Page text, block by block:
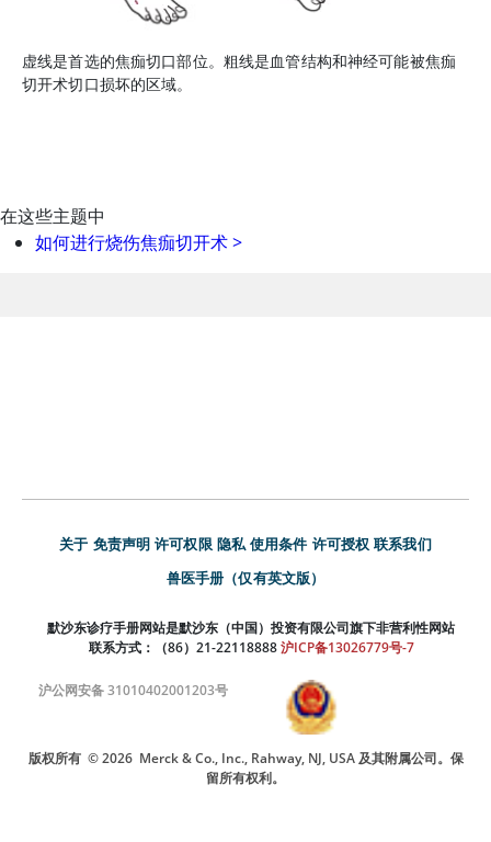
虚线是首选的焦痂切口部位。粗线是血管结构和神经可能被焦痂
切开术切口损坏的区域。
在这些主题中
如何进行烧伤焦痂切开术>
关于 免责声明 许可权限 隐私 使用条件 许可授权 联系我们
兽医手册（仅有英文版）
默沙东诊疗手册网站是默沙东（中国）投资有限公司旗下非营利性网站
联系方式：（86）21-22118888 沪ICP备13026779号-7
沪公网安备 31010402001203号
版权所有 © 2026 Merck & Co., Inc., Rahway, NJ, USA 及其附属公司。保
留所有权利。